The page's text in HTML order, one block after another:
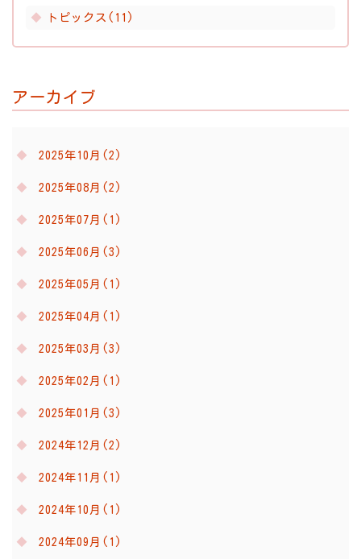
トピックス(11)
アーカイブ
2025年10月(2)
2025年08月(2)
2025年07月(1)
2025年06月(3)
2025年05月(1)
2025年04月(1)
2025年03月(3)
2025年02月(1)
2025年01月(3)
2024年12月(2)
2024年11月(1)
2024年10月(1)
2024年09月(1)